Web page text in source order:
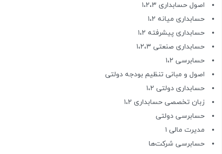
اصول حسابداری ۱،۲،۳
حسابداری میانه ۱،۲
حسابداری پیشرفته ۱،۲
حسابداری صنعتی ۱،۲،۳
حسابرسی ۱،۲
اصول و مبانی تنظیم بودجه دولتی
حسابداری دولتی ۱،۲
زبان تخصصی حسابداری ۱،۲
حسابرسی دولتی
مدیرت مالی ۱
حسابرسی شرکت‌ها